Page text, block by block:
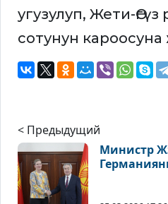
угузулуп, Жети-
сотунун
< Предыдущий
Министр